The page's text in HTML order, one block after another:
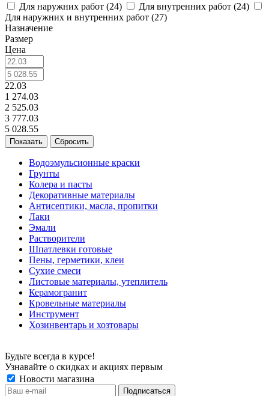
Для наружних работ (24) Для внутренних работ (24)
Для наружних и внутренних работ (27)
Назначение
Размер
Цена
22.03
1 274.03
2 525.03
3 777.03
5 028.55
Сбросить
Водоэмульсионные краски
Грунты
Колера и пасты
Декоративные материалы
Антисептики, масла, пропитки
Лаки
Эмали
Растворители
Шпатлевки готовые
Пены, герметики, клеи
Сухие смеси
Листовые материалы, утеплитель
Керамогранит
Кровельные материалы
Инструмент
Хозинвентарь и хозтовары
Будьте всегда в курсе!
Узнавайте о скидках и акциях первым
Новости магазина